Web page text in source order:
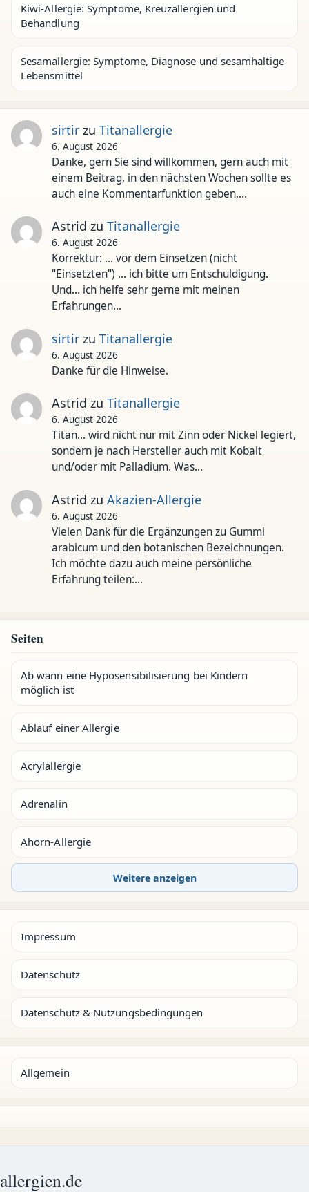
Kiwi-Allergie: Symptome, Kreuzallergien und
Behandlung
Sesamallergie: Symptome, Diagnose und sesamhaltige
Lebensmittel
sirtirzu Titanallergie
6. August 2026
Danke, gern Sie sind willkommen, gern auch mit
einem Beitrag, in den nächsten Wochen sollte es
auch eine Kommentarfunktion geben,…
Astrid zu Titanallergie
6. August 2026
Korrektur: ... vor dem Einsetzen (nicht
"Einsetzten") ... ich bitte um Entschuldigung.
Und... ich helfe sehr gerne mit meinen
Erfahrungen…
sirtirzu Titanallergie
6. August 2026
Danke für die Hinweise.
Astrid zu Titanallergie
6. August 2026
Titan... wird nicht nur mit Zinn oder Nickel legiert,
sondern je nach Hersteller auch mit Kobalt
und/oder mit Palladium. Was…
Astrid zu Akazien-Allergie
6. August 2026
Vielen Dank für die Ergänzungen zu Gummi
arabicum und den botanischen Bezeichnungen.
Ich möchte dazu auch meine persönliche
Erfahrung teilen:…
Seiten
Ab wann eine Hyposensibilisierung bei Kindern
möglich ist
Ablauf einer Allergie
Acrylallergie
Adrenalin
Ahorn-Allergie
Weitere anzeigen
Impressum
Datenschutz
Datenschutz & Nutzungsbedingungen
Allgemein
allergien.de